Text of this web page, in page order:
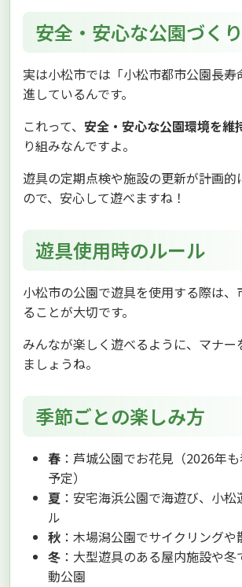
安全・安心な公園づくり
実は小松市では「小松市都市公園長寿
進しているんです。
これって、 安全・安心な公園環境を維
り組みなんですよ。
遊具の定期点検や施設の更新が計画的
ので、安心して遊べますね！
遊具使用時のルール
小松市の公園で遊具を使用する際は、
ることが大切です。
みんなが楽しく遊べるように、マナー
ましょうね。
季節ごとの楽しみ方
春 ：芦城公園でお花見（2026年
予定）
夏 ：安宅海浜公園で海遊び、小
ル
秋 ：木場潟公園でサイクリングや
冬 ：大型遊具のある屋内施設や
動公園